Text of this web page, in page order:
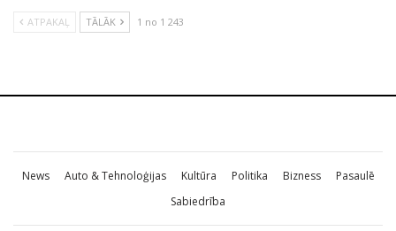
ATPAKAĻ TĀLĀK 1 no 1 243
News Auto & Tehnoloģijas Kultūra Politika Bizness
Pasaulē
Sabiedrība